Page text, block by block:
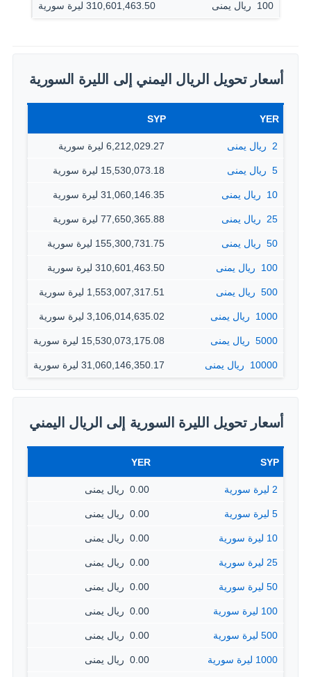
100 ‏ ريال يمنى 310,601,463.50 ليرة سورية
أسعار تحويل الريال اليمني إلى الليرة السورية
YER
SYP
2 ‏ ريال يمنى 6,212,029.27 ليرة سورية
5 ‏ ريال يمنى 15,530,073.18 ليرة سورية
10 ‏ ريال يمنى 31,060,146.35 ليرة سورية
25 ‏ ريال يمنى 77,650,365.88 ليرة سورية
50 ‏ ريال يمنى 155,300,731.75 ليرة سورية
100 ‏ ريال يمنى 310,601,463.50 ليرة سورية
500 ‏ ريال يمنى 1,553,007,317.51 ليرة سورية
1000 ‏ ريال يمنى 3,106,014,635.02 ليرة سورية
5000 ‏ ريال يمنى 15,530,073,175.08 ليرة سورية
10000 ‏ ريال يمنى 31,060,146,350.17 ليرة سورية
أسعار تحويل الليرة السورية إلى الريال اليمني
SYP
YER
2 ليرة سورية 0.00 ‏ ريال يمنى
5 ليرة سورية 0.00 ‏ ريال يمنى
10 ليرة سورية 0.00 ‏ ريال يمنى
25 ليرة سورية 0.00 ‏ ريال يمنى
50 ليرة سورية 0.00 ‏ ريال يمنى
100 ليرة سورية 0.00 ‏ ريال يمنى
500 ليرة سورية 0.00 ‏ ريال يمنى
1000 ليرة سورية 0.00 ‏ ريال يمنى